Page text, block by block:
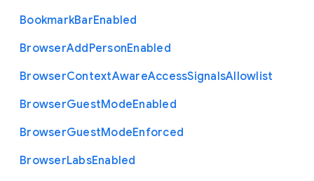
BookmarkBarEnabled
BrowserAddPersonEnabled
BrowserContextAwareAccessSignalsAllowlist
BrowserGuestModeEnabled
BrowserGuestModeEnforced
BrowserLabsEnabled